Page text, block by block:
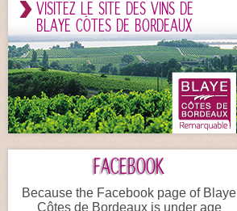
VISITEZ LE SITE DES VINS DE
BLAYE CÔTES DE BORDEAUX
FACEBOOK
Because the Facebook page of Blaye
Côtes de Bordeaux is under age